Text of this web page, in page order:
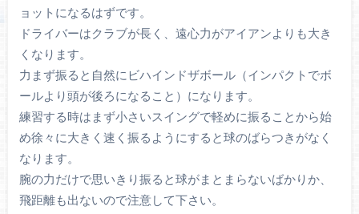
ョットになるはずです。
ドライバーはクラブが長く、遠心力がアイアンよりも大き
くなります。
力まず振ると自然にビハインドザボール（インパクトでボ
ールより頭が後ろになること）になります。
練習する時はまず小さいスイングで軽めに振ることから始
め徐々に大きく速く振るようにすると球のばらつきがなく
なります。
腕の力だけで思いきり振ると球がまとまらないばかりか、
飛距離も出ないので注意して下さい。